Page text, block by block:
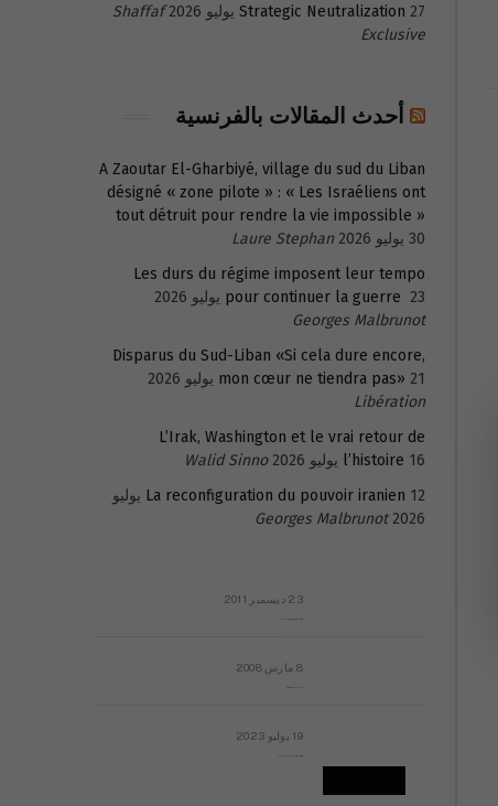
Strategic Neutralization 27 يوليو 2026
Shaffaf
Exclusive
أحدث المقالات بالفرنسية
A Zaoutar El-Gharbiyé, village du sud du Liban
désigné « zone pilote » : « Les Israéliens ont
tout détruit pour rendre la vie impossible »
30 يوليو 2026
Laure Stephan
Les durs du régime imposent leur tempo
pour continuer la guerre 23 يوليو 2026
Georges Malbrunot
Disparus du Sud-Liban «Si cela dure encore,
mon cœur ne tiendra pas» 21 يوليو 2026
Libération
L’Irak, Washington et le vrai retour de
l’histoire 16 يوليو 2026
Walid Sinno
La reconfiguration du pouvoir iranien 12 يوليو
2026
Georges Malbrunot
23 ديسمبر 2011
8 مارس 2008
19 يوليو 2023